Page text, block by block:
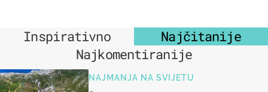
Inspirativno
Najčitanije
Najkomentiranije
NAJMANJA NA SVIJETU